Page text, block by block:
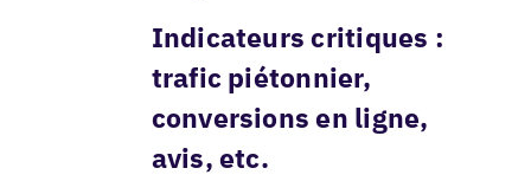
Indicateurs critiques :
trafic piétonnier,
conversions en ligne,
avis, etc.